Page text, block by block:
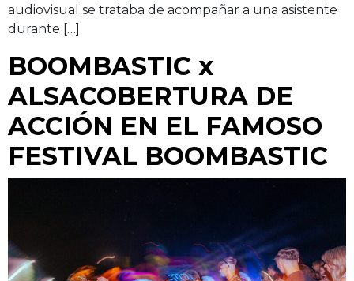
audiovisual se trataba de acompañar a una asistente
durante […]
BOOMBASTIC x
ALSACOBERTURA DE
ACCIÓN EN EL FAMOSO
FESTIVAL BOOMBASTIC